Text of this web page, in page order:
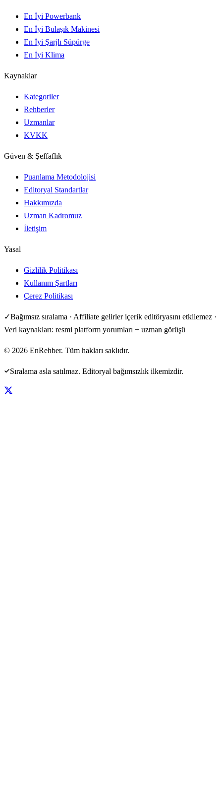
En İyi Powerbank
En İyi Bulaşık Makinesi
En İyi Şarjlı Süpürge
En İyi Klima
Kaynaklar
Kategoriler
Rehberler
Uzmanlar
KVKK
Güven & Şeffaflık
Puanlama Metodolojisi
Editoryal Standartlar
Hakkımızda
Uzman Kadromuz
İletişim
Yasal
Gizlilik Politikası
Kullanım Şartları
Çerez Politikası
✓Bağımsız sıralama · Affiliate gelirler içerik editöryasını etkilemez ·
Veri kaynakları: resmi platform yorumları + uzman görüşü
© 2026 EnRehber. Tüm hakları saklıdır.
Sıralama asla satılmaz. Editoryal bağımsızlık ilkemizdir.